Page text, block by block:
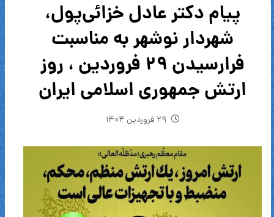
پیام دکتر عادل خزائی‌پول،
شهردار نوشهر به مناسبت
فرارسیدن ۲۹ فروردین ، روز
ارتش جمهوری اسلامی ایران
۲۹ فروردین ۱۴۰۴